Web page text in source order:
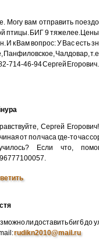
Могу вам отправить
птицы. БИГ 9
И к Вам вопрос: У Вас есть
Панфиловское, Чалдовар,
714-46-94 Сергей Егорович.
Сергей
от пол часа где-то час
Если что,
ли доставить биг 6 до
rudikn2010@mail.ru